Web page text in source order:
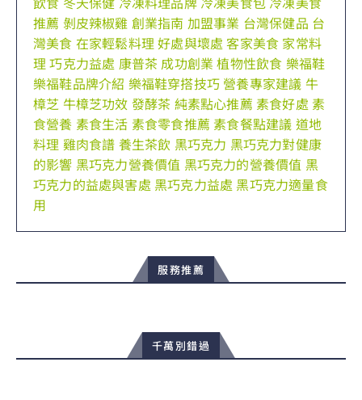
推薦 剝皮辣椒雞 創業指南 加盟事業 台灣保健品 台
灣美食 在家輕鬆料理好處與壞處 客家美食 家常料
理巧克力益處 康普茶 成功創業 植物性飲食 樂福鞋
樂福鞋品牌介紹 樂福鞋穿搭技巧 營養專家建議 牛
樟芝 牛樟芝功效 發酵茶 純素點心推薦 素食好處 素
食營養 素食生活 素食零食推薦 素食餐點建議 道地
料理 雞肉食譜 養生茶飲 黑巧克力 黑巧克力對健康
的影響 黑巧克力營養價值 黑巧克力的營養價值 黑
巧克力的益處與害處 黑巧克力益處 黑巧克力適量食
用
服務推薦
千萬別錯過